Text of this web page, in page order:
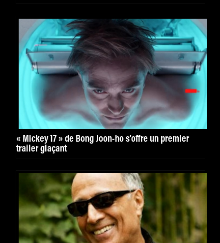
« Mickey 17 » de Bong Joon-ho s’offre un premier
trailer glaçant